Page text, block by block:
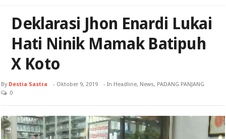
Deklarasi Jhon Enardi Lukai
Hati Ninik Mamak Batipuh
X Koto
By Destia Sastra - Oktober 9, 2019 - In Headline, News, PADANG PANJANG
0